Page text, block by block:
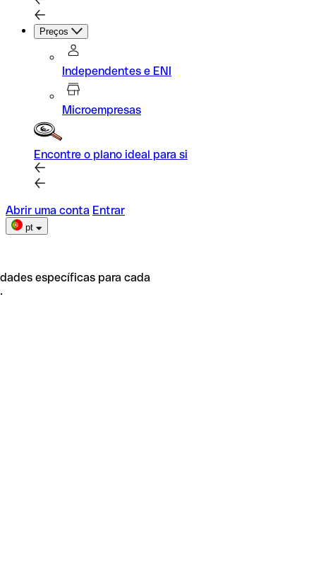
Preços
Independentes e ENI
Microempresas
Encontre o plano ideal para si
Abrir uma conta Entrar
pt
específicas para cada